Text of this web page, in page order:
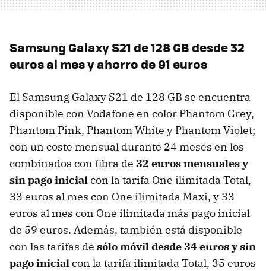
Samsung Galaxy S21 de 128 GB desde 32
euros al mes y ahorro de 91 euros
El Samsung Galaxy S21 de 128 GB se encuentra
disponible con Vodafone en color Phantom Grey,
Phantom Pink, Phantom White y Phantom Violet;
con un coste mensual durante 24 meses en los
combinados con fibra de 32 euros mensuales y
sin pago inicialcon la tarifa One ilimitada Total,
33 euros al mes con One ilimitada Maxi, y 33
euros al mes con One ilimitada más pago inicial
de 59 euros. Además, también está disponible
con las tarifas de sólo móvil desde 34 euros y sin
pago inicialcon la tarifa ilimitada Total, 35 euros